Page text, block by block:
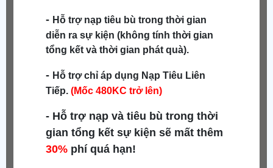
- Hỗ trợ nạp tiêu bù trong thời gian
diễn ra sự kiện (không tính thời gian
tổng kết và thời gian phát quà).
- Hỗ trợ chỉ áp dụng Nạp Tiêu Liên
Tiếp. (Mốc 480KC trở lên)
- Hỗ trợ nạp và tiêu bù trong thời
gian tổng kết sự kiện sẽ mất thêm
30%phí quá hạn!